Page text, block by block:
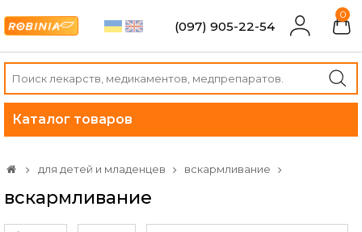
(097) 905-22-54
0
Каталог товаров
для детей и младенцев вскармливание
вскармливание